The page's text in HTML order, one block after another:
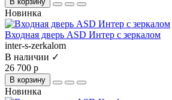
Новинка
Входная дверь ASD Интер с зеркалом
inter-s-zerkalom
В наличии ✓
26 700 р
В корзину
Новинка